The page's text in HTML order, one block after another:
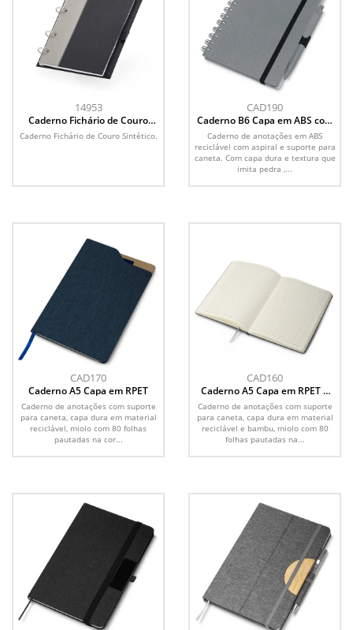
14953
Caderno Fichário de Couro
Sintético
Caderno Fichário de Couro Sintético.
CAD190
Caderno B6 Capa em ABS com
Caneta
Caderno de anotações em ABS
reciclável com aspiral e suporte para
caneta. Com capa dura e textura que
imita pedra ,...
CAD170
Caderno A5 Capa em RPET
Caderno de anotações com suporte
para caneta, capa dura em material
reciclável, miolo com 80 folhas
pautadas na cor...
CAD160
Caderno A5 Capa em RPET e
Bambu
Caderno de anotações com suporte
para caneta, capa dura em material
reciclável e bambu, miolo com 80
folhas pautadas na...